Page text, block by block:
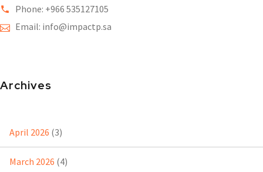
Phone: +966 535127105
Email: info@impactp.sa
Archives
April 2026 (3)
March 2026 (4)